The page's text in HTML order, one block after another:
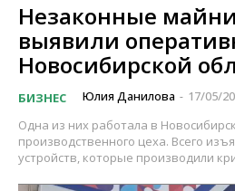
Незаконные
выявили
Новосибирской
БИЗНЕС Юлия Данилова - 17/05/
Одна из них работала в
производственного цеха. Всего
устройств, которые производили